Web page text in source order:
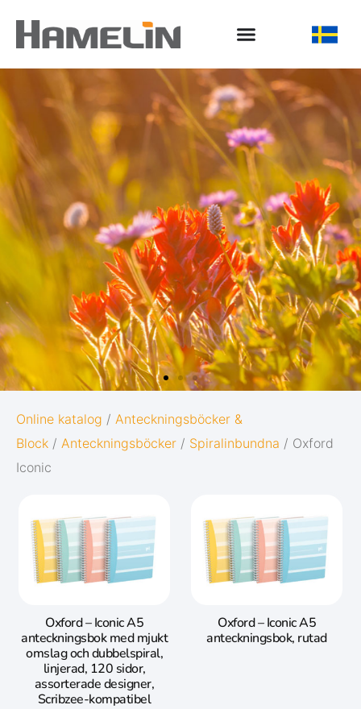
OXFORD
ORIGINS
starten i livet:
Diskret och minimalistisk design
5 naturinspirerade färger med
Gå till Oxford Origins
Online katalog / Anteckningsböcker &
Block / Anteckningsböcker / Spiralinbundna / Oxford
Iconic
Oxford – Iconic A5
anteckningsbok med mjukt
omslag och dubbelspiral,
linjerad, 120 sidor,
assorterade designer,
Scribzee-kompatibel
Oxford – Iconic A5
anteckningsbok, rutad